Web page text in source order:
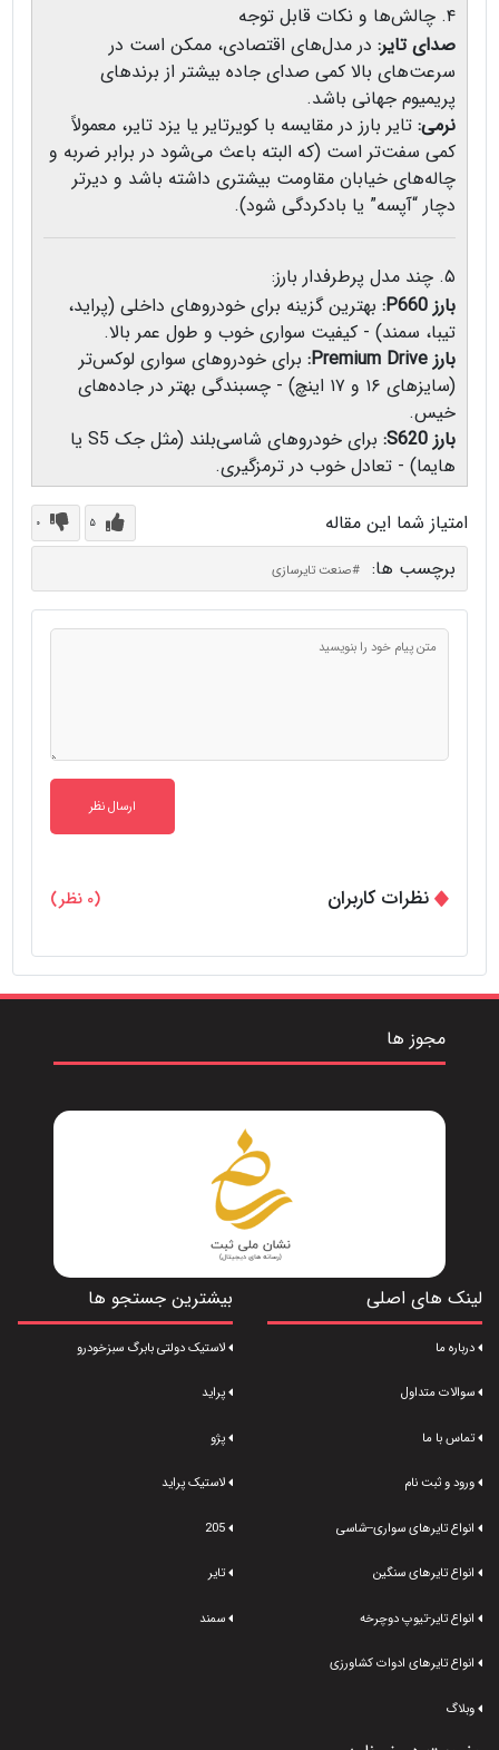
۴. چالش‌ها و نکات قابل توجه
صدای تایر: در مدل‌های اقتصادی، ممکن است در
سرعت‌های بالا کمی صدای جاده بیشتر از برندهای
پریمیوم جهانی باشد.
نرمی: تایر بارز در مقایسه با کویرتایر یا یزد تایر، معمولاً
کمی سفت‌تر است (که البته باعث می‌شود در برابر ضربه و
چاله‌های خیابان مقاومت بیشتری داشته باشد و دیرتر
دچار “آپسه” یا بادکردگی شود).
۵. چند مدل پرطرفدار بارز:
بارز P660:
بهترین گزینه برای خودروهای داخلی (پراید،
تیبا، سمند) - کیفیت سواری خوب و طول عمر بالا.
بارز Premium Drive:
برای خودروهای سواری لوکس‌تر
(سایزهای ۱۶ و ۱۷ اینچ) - چسبندگی بهتر در جاده‌های
خیس.
بارز S620:
برای خودروهای شاسی‌بلند (مثل جک S5 یا
هایما) - تعادل خوب در ترمزگیری.
امتیاز شما این مقاله 5
0
برچسب ها: #صنعت تایرسازی
ارسال نظر
نظرات کاربران (0 نظر)
مجوز ها
لینک های اصلی
درباره ما
سوالات متداول
تماس با ما
ورود و ثبت نام
انواع تایرهای سواری--شاسی
انواع تایرهای سنگین
انواع تایر-تیوپ دوچرخه
انواع تایرهای ادوات کشاورزی
وبلاگ
بیشترین جستجو ها
لاستیک دولتی بابرگ سبزخودرو
پراید
پژو
لاستیک پراید
205
تایر
سمند